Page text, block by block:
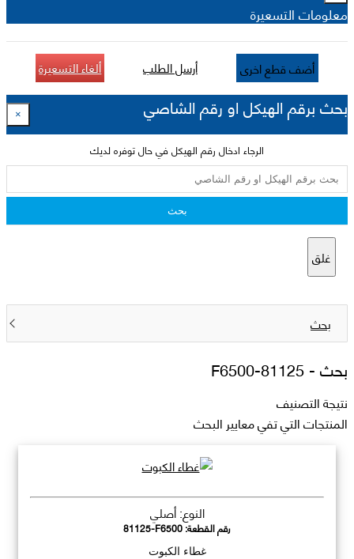
معلومات التسعيرة
أضف قطع اخرى أرسل الطلب ألغاء التسعيرة
بحث برقم الهيكل او رقم الشاصي ×
الرجاء ادخال رقم الهيكل في حال توفره لديك
بحث
غلق
بحث
بحث -81125-F6500
نتيجة التصنيف
المنتجات التي تفي معايير البحث
النوع: أصلي
رقم القطعة:81125-F6500
غطاء الكبوت